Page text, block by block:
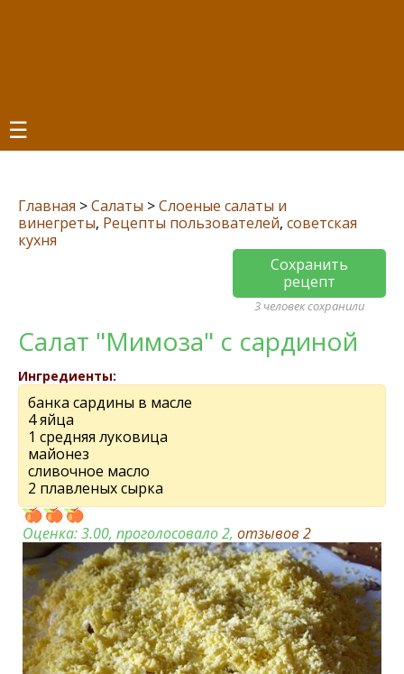
☰
Главная >Салаты >Слоеные салаты и
винегреты, Рецепты пользователей, советская
кухня
Сохранить
рецепт
3 человек сохранили
Салат "Мимоза" с сардиной
Ингредиенты:
банка сардины в масле
4 яйца
1 средняя луковица
майонез
сливочное масло
2 плавленых сырка
Оценка:3.00, проголосовало 2, отзывов 2